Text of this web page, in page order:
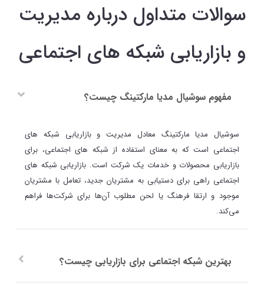
سوالات متداول درباره مدیریت
و بازاریابی شبکه های اجتماعی
مفهوم سوشیال مدیا مارکتینگ چیست؟
سوشیال مدیا مارکتینگ معادل مدیریت و بازاریابی شبکه های
اجتماعی است که به معنای استفاده از شبکه های اجتماعی، برای
بازاریابی محصولات و خدمات یک شرکت است. بازاریابی شبکه های
اجتماعی راهی برای دستیابی به مشتریان جدید، تعامل با مشتریان
موجود و ارتقا فرهنگ یا لحن مطلوب آن‌ها برای شرکت‌ها فراهم
می‌کند.
بهترین شبکه اجتماعی برای بازاریابی چیست؟